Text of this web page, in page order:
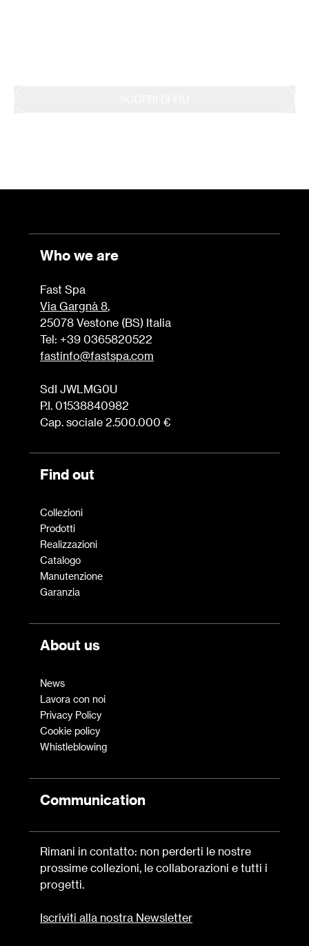
Who we are
Fast Spa
Via Gargnà 8,
25078 Vestone (BS) Italia
Tel: +39 0365820522
fastinfo@fastspa.com
SdI JWLMG0U
P.I. 01538840982
Cap. sociale 2.500.000 €
Find out
Collezioni
Prodotti
Realizzazioni
Catalogo
Manutenzione
Garanzia
About us
News
Lavora con noi
Privacy Policy
Cookie policy
Whistleblowing
Communication
Rimani in contatto: non perderti le nostre
prossime collezioni, le collaborazioni e tutti i
progetti.
Iscriviti alla nostra Newsletter